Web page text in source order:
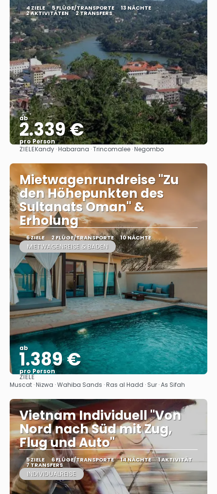
4 ZIELE 5 FLÜGE/TRANSPORTE 13 NÄCHTE
2 AKTIVITÄTEN 2 TRANSFERS
ab
2.339 €
pro Person
Sehen
ZIELEKandy · Habarana · Trincomalee · Negombo
Mietwagenrundreise "Zu
den Höhepunkten des
Sultanats Oman" &
Erholung
6 ZIELE 2 FLÜGE/TRANSPORTE 10 NÄCHTE
MIETWAGENREISE & BADEN
ab
1.389 €
pro Person
Sehen
ZIELE
Muscat · Nizwa · Wahiba Sands · Ras al Hadd · Sur · As Sifah
Vietnam Individuell "Von
Nord nach Süd mit Zug,
Flug und Auto"
5 ZIELE 6 FLÜGE/TRANSPORTE 14 NÄCHTE 1 AKTIVITÄT
7 TRANSFERS
INDIVIDUALREISE